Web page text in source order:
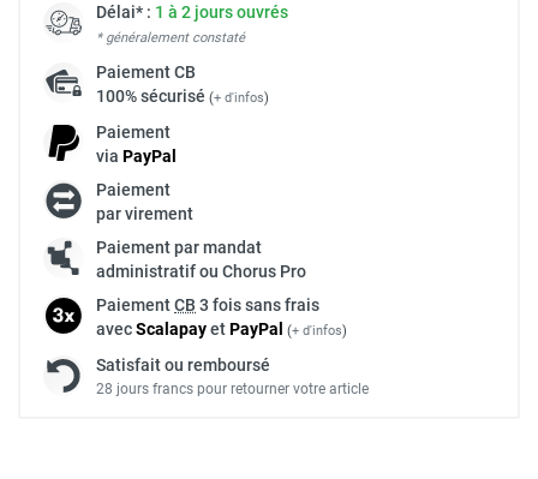
Délai* : 1 à 2 jours ouvrés
* généralement constaté
PaiementCB
100% sécurisé (+ d'infos)
Paiement
via PayPal
Paiement
par virement
Paiement par mandat
administratif ou Chorus Pro
PaiementCB 3 fois sans frais
avecScalapayetPayPal (+ d'infos)
Satisfait ou remboursé
28 jours francs pour retourner votre article